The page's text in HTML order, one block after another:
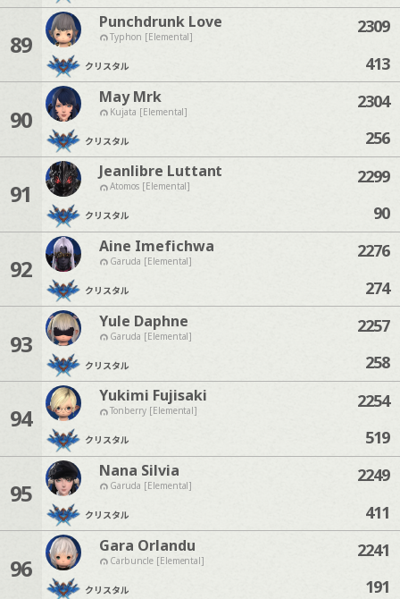
89
Punchdrunk Love
Typhon [Elemental]
クリスタル
2309
413
90
May Mrk
Kujata [Elemental]
クリスタル
2304
256
91
Jeanlibre Luttant
Atomos [Elemental]
クリスタル
2299
90
92
Aine Imefichwa
Garuda [Elemental]
クリスタル
2276
274
93
Yule Daphne
Garuda [Elemental]
クリスタル
2257
258
94
Yukimi Fujisaki
Tonberry [Elemental]
クリスタル
2254
519
95
Nana Silvia
Garuda [Elemental]
クリスタル
2249
411
96
Gara Orlandu
Carbuncle [Elemental]
クリスタル
2241
191